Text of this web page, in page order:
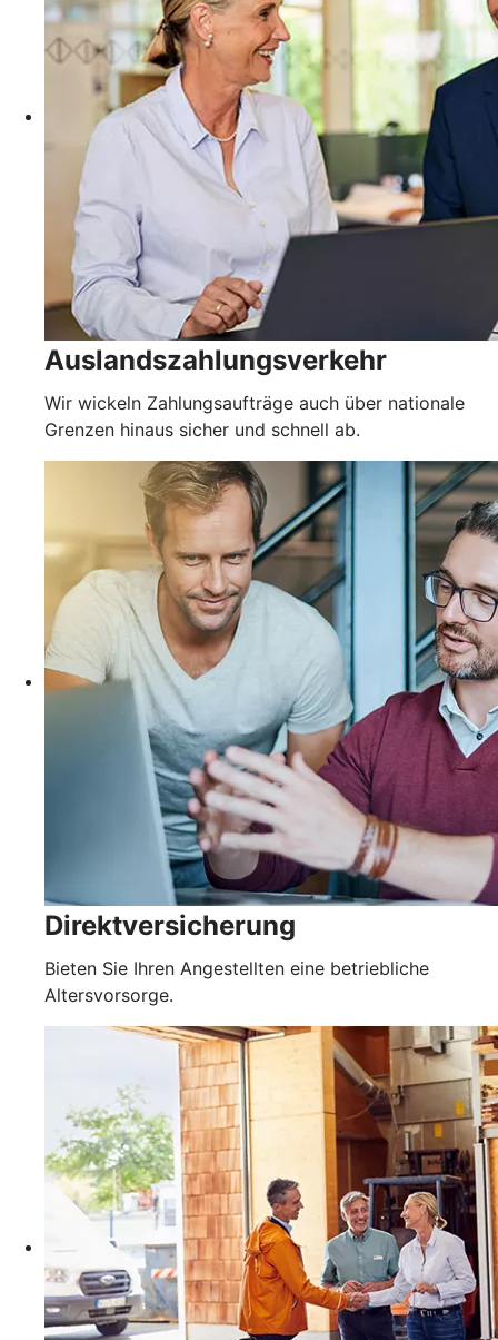
Auslandszahlungsverkehr
Wir wickeln Zahlungsaufträge auch über nationale
Grenzen hinaus sicher und schnell ab.
Direktversicherung
Bieten Sie Ihren Angestellten eine betriebliche
Altersvorsorge.